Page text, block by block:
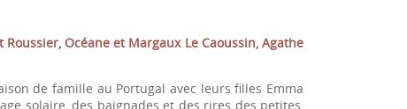
Océane et Margaux Le Caoussin, Agathe
de famille au Portugal avec leurs filles Emma
solaire, des baignades et des rires des petites,